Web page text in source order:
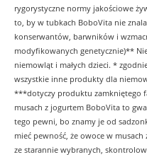
rygorystyczne normy jakościowe
to, by w tubkach BoboVita nie
konserwantów, barwników i
modyfikowanych genetycznie)**
niemowląt i małych dzieci. *
wszystkie inne produkty dla
***dotyczy produktu zamkniętego
musach z jogurtem BoboVita to
tego pewni, bo znamy je od
mieć pewność, że owoce w
ze starannie wybranych,